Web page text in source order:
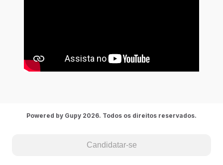
Candidatar-se
Powered by Gupy 2026. Todos os direitos reservados.